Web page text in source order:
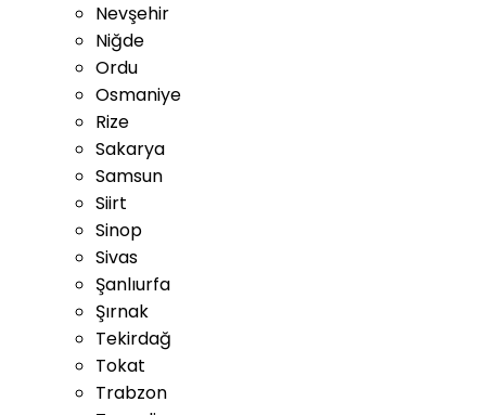
Nevşehir
Niğde
Ordu
Osmaniye
Rize
Sakarya
Samsun
Siirt
Sinop
Sivas
Şanlıurfa
Şırnak
Tekirdağ
Tokat
Trabzon